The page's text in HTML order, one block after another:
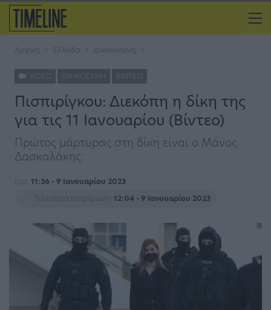
Αρχική Ελλάδα Δικαιοσύνη
ΔΙΚΑΙΟΣΎΝΗ ΒΊΝΤΕΟ
Πισπιρίγκου: Διεκόπη η δίκη της
για τις 11 Ιανουαρίου (Βίντεο)
Πρώτος μάρτυρας στη δίκη είναι ο Μάνος
Δασκαλάκης.
Στις 11:36 - 9 Ιανουαρίου 2023
Τελευταία ενημέρωση
12:04 - 9 Ιανουαρίου 2023